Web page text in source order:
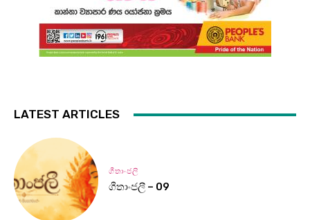
LATEST ARTICLES
ගීතාංජලී
ගීතාංජලී – 09